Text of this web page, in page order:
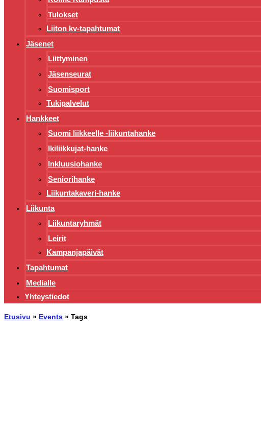
Tulokset
Liiton kv-tapahtumat
Jäsenet
Liittyminen
Jäsenseurat
Suomisport
Tukipalvelut
Hankkeet
Suomi liikkeelle -liikuntahanke
Ikiliikkujat-hanke
Inkluusiohanke
Seniorihanke
Liikuntakaveri-hanke
Liikunta
Liikuntaryhmät
Leirit
Kampanjapäivät
Tapahtumat
Medialle
Yhteystiedot
Etusivu » Events » Tags